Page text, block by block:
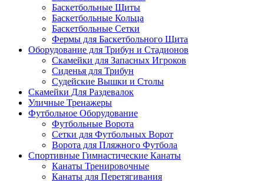
Баскетбольные Щиты
Баскетбольные Кольца
Баскетбольные Сетки
Фермы для Баскетбольного Щита
Оборудование для Трибун и Стадионов
Скамейки для Запасных Игроков
Сиденья для Трибун
Судейские Вышки и Столы
Скамейки Для Раздевалок
Уличные Тренажеры
Футбольное Оборудование
Футбольные Ворота
Сетки для Футбольных Ворот
Ворота для Пляжного Футбола
Спортивные Гимнастические Канаты
Канаты Тренировочные
Канаты для Перетягивания